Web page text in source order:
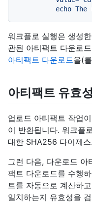
워크플로 실행은 생성
관된 아티팩트 다운로
아티팩트 다운로드을(
아티팩트 유효
업로드 아티팩트 작업
이 반환됩니다. 워크플
대한 SHA256 다이제
그런 다음, 다운로드 아
팩트 다운로드를 수행
트를 자동으로 계산하
일치하는지 유효성을